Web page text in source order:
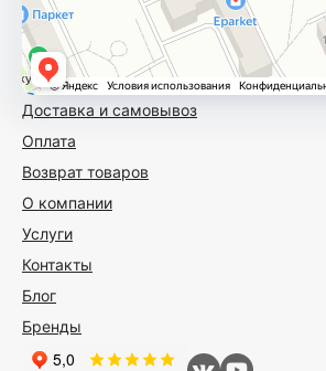
Доставка и самовывоз
Оплата
Возврат товаров
О компании
Услуги
Контакты
Блог
Бренды